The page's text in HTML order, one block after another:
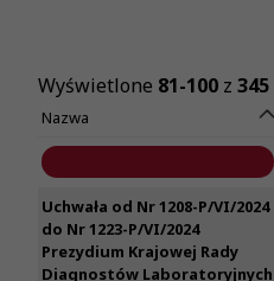
Wyświetlone 81-100 z 345
Nazwa
Uchwała od Nr 1208-P/VI/2024
do Nr 1223-P/VI/2024
Prezydium Krajowej Rady
Diagnostów Laboratoryjnych